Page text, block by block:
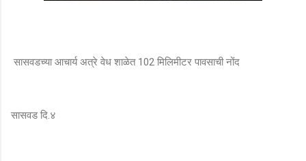
सासवडच्या आचार्य अत्रे वेध शाळेत 102 मिलिमीटर पावसाची नोंद
सासवड दि.४